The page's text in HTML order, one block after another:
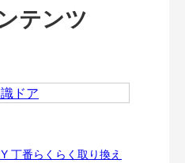
テンツ